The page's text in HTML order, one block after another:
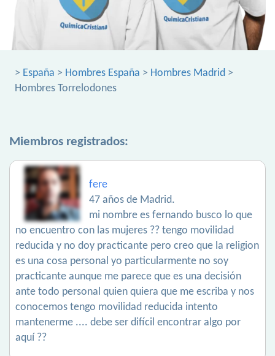
> España > Hombres España > Hombres Madrid >
Hombres Torrelodones
Miembros registrados:
fere
47 años de Madrid.
mi nombre es fernando busco lo que
no encuentro con las mujeres ?? tengo movilidad
reducida y no doy practicante pero creo que la religion
es una cosa personal yo particularmente no soy
practicante aunque me parece que es una decisión
ante todo personal quien quiera que me escriba y nos
conocemos tengo movilidad reducida intento
mantenerme .... debe ser difícil encontrar algo por
aquí ??